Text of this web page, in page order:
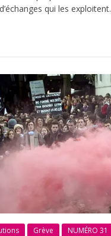
qui les exploitent.
Grève NUMÉRO 31